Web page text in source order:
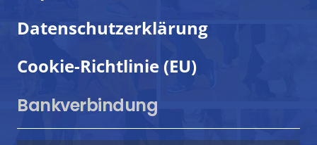
Datenschutzerklärung
Cookie-Richtlinie (EU)
Bankverbindung